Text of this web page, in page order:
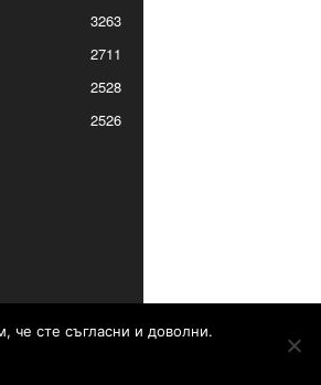
3263
2711
2528
2526
Реклама
че сте съгласни и доволни.